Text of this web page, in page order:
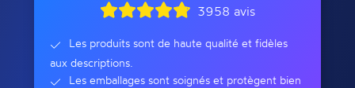
3958 avis
Les produits sont de haute qualité et fidèles
aux descriptions.
Les emballages sont soignés et protègent bien